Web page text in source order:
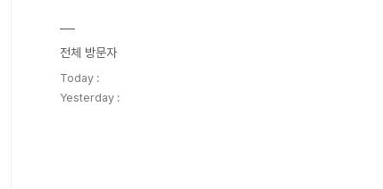
전체 방문자
Today :
Yesterday :